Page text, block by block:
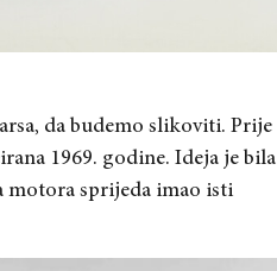
da budemo slikoviti. Prije
1969. godine. Ideja je bila
motora sprijeda imao isti